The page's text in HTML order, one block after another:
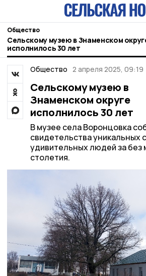
Общество
Сельскому музею в Знаменском
исполнилось 30 лет
Общество 2 апреля 2025, 09:19
Сельскому музею в
Знаменском округе
исполнилось 30 лет
В музее села Воронцовка
свидетельства уникальных
удивительных людей за без
столетия.